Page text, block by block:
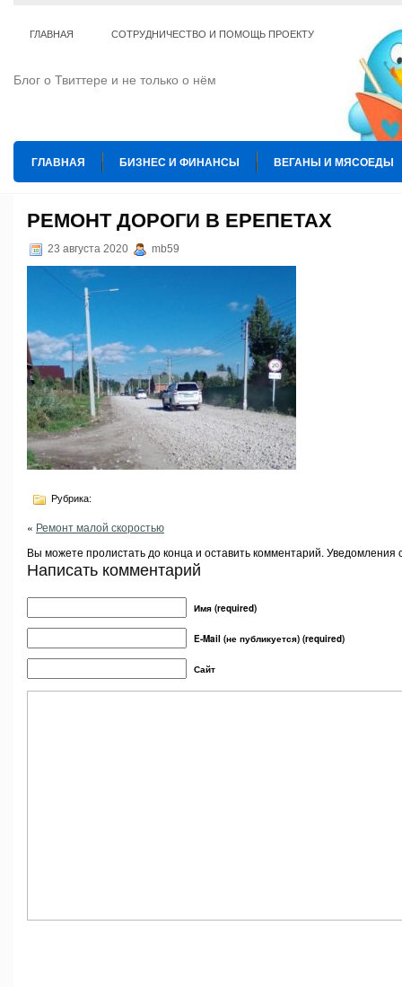
ГЛАВНАЯ СОТРУДНИЧЕСТВО И ПОМОЩЬ ПРОЕКТУ
Блог о Твиттере и не только о нём
ГЛАВНАЯ БИЗНЕС И ФИНАНСЫ ВЕГАНЫ И МЯСОЕДЫ
ТЕ КОГО ПРИРУЧИЛИ
РЕМОНТ ДОРОГИ В ЕРЕПЕТАХ
23 августа 2020 mb59
Рубрика:
« Ремонт малой скоростью
Вы можете пролистать до конца и оставить комментарий. Уведомления
Написать комментарий
Имя (required)
E-Mail (не публикуется) (required)
Сайт